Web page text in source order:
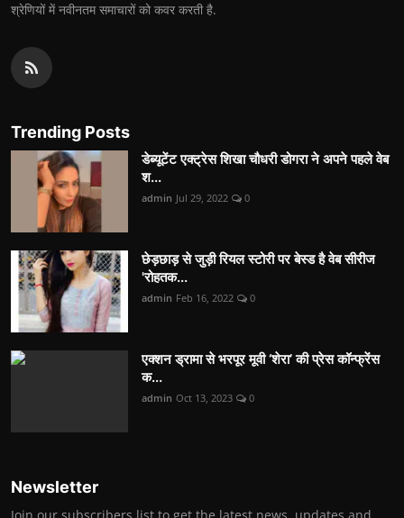
श्रेणियों में नवीनतम समाचारों को कवर करती है.
Trending Posts
डेब्यूटेंट एक्ट्रेस शिखा चौधरी डोगरा ने अपने पहले वेब
श...
admin Jul 29, 2022 0
छेड़छाड़ से जुड़ी रियल स्टोरी पर बेस्ड है वेब सीरीज
'रोहतक...
admin Feb 16, 2022 0
एक्शन ड्रामा से भरपूर मूवी ‘शेरा’ की प्रेस कॉन्फ्रेंस
क...
admin Oct 13, 2023 0
Newsletter